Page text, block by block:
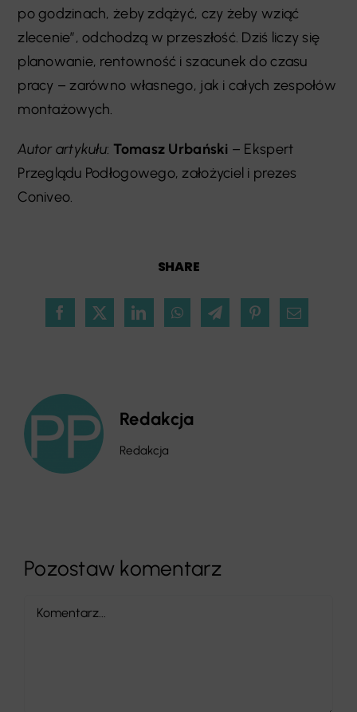
SHARE
po godzinach, żeby zdążyć, czy żeby wziąć
zlecenie”, odchodzą w przeszłość. Dziś liczy się
planowanie, rentowność i szacunek do czasu
pracy – zarówno własnego, jak i całych zespołów
montażowych.
Autor artykułu: Tomasz Urbański – Ekspert
Przeglądu Podłogowego, założyciel i prezes
Coniveo.
Redakcja
Redakcja
Pozostaw komentarz
Comment